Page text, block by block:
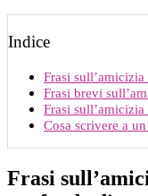
Indice
Frasi
Frasi brevi
Frasi sull’amicizia
Cosa scrivere a
Frasi